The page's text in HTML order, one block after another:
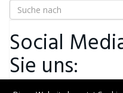
Social
Sie uns: